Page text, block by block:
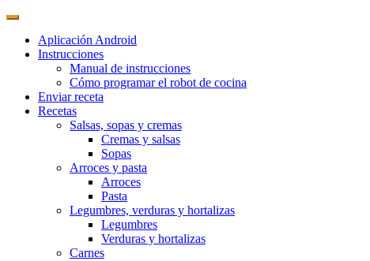
Aplicación Android
Instrucciones
Manual de instrucciones
Cómo programar el robot de cocina
Enviar receta
Recetas
Salsas, sopas y cremas
Cremas y salsas
Sopas
Arroces y pasta
Arroces
Pasta
Legumbres, verduras y hortalizas
Legumbres
Verduras y hortalizas
Carnes